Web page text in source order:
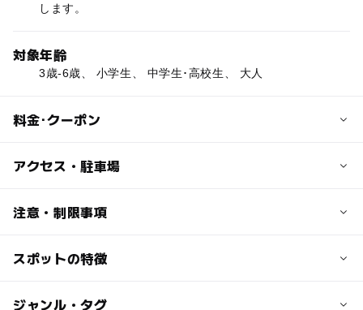
します。
対象年齢
3歳-6歳、 小学生、 中学生･高校生、 大人
料金･クーポン
子供の料金
※貸靴料は別途必要
大人の料金
※貸靴料は別途必要
アクセス・駐車場
交通アクセス
古屋」ＩＣから約20分。
草」駅より東部丘陵線(リニモ)に乗り換え、「愛・地球博
注意・制限事項
貸靴／1足300円
スポットの特徴
駐車場あり ◯
ジャンル・タグ